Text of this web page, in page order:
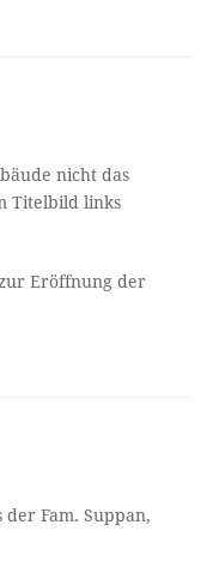
nicht das
Titelbild links
Eröffnung der
der Fam. Suppan,